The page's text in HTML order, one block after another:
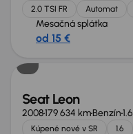
2.0 TSI FR Automat
Mesačná splátka
od 15 €
Seat Leon
2008179 634 kmBenzín1.6
Kúpené nové v SR 1.6